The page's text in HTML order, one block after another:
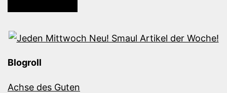
Blogroll
Achse des Guten